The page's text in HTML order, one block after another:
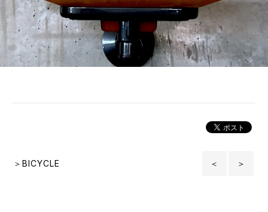
＞BICYCLE ＜ ＞